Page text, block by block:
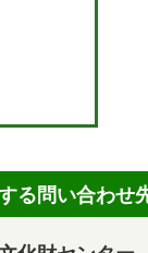
る問い合わせ